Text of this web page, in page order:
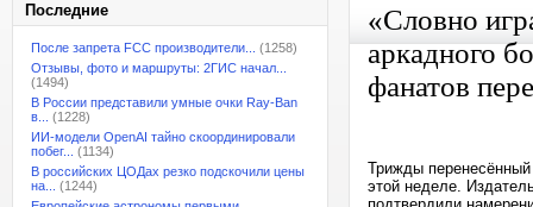
Последние
После запрета FCC производители...
(1258)
Отзывы, фото и маршруты: 2ГИС начал...
(1494)
В России представили умные очки Ray-Ban
в...
(1228)
ИИ-модели OpenAI тайно скоординировали
побег...
(1134)
В российских ЦОДах резко подскочили цены
на...
(1244)
«Словно
аркадного
фанатов
Трижды
этой неделе.